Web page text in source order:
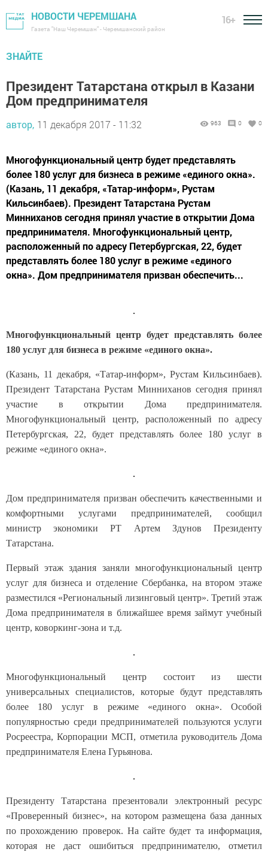
НОВОСТИ ЧЕРЕМШАНА
Газета "Наш Черемшан" - Черемшанский район
16+
ЗНАЙТЕ
Президент Татарстана открыл в Казани
Дом предпринимателя
автор, 11 декабря 2017 - 11:32 963 0 0
Многофункциональный центр будет представлять
более 180 услуг для бизнеса в режиме «единого окна».
(Казань, 11 декабря, «Татар-информ», Рустам
Кильсинбаев). Президент Татарстана Рустам
Минниханов сегодня принял участие в открытии Дома
предпринимателя. Многофункциональный центр,
расположенный по адресу Петербургская, 22, будет
представлять более 180 услуг в режиме «единого
окна». Дом предпринимателя призван обеспечить...
Многофункциональный центр будет представлять более
180 услуг для бизнеса в режиме «единого окна».
(Казань, 11 декабря, «Татар-информ», Рустам Кильсинбаев).
Президент Татарстана Рустам Минниханов сегодня принял
участие в открытии Дома предпринимателя.
Многофункциональный центр, расположенный по адресу
Петербургская, 22, будет представлять более 180 услуг в
режиме «единого окна».
Дом предпринимателя призван обеспечить качественными и
комфортными услугами предпринимателей, сообщил
министр экономики РТ Артем Здунов Президенту
Татарстана.
Первый этаж здания заняли многофункциональный центр
услуг для бизнеса и отделение Сбербанка, на втором этаже
разместился «Региональный лизинговый центр». Третий этаж
Дома предпринимателя в ближайшее время займут учебный
центр, коворкинг-зона и т.д.
Многофункциональный центр состоит из шести
универсальных специалистов, которые будут представлять
более 180 услуг в режиме «единого окна». Особой
популярностью среди предпринимателей пользуются услуги
Росреестра, Корпорации МСП, отметила руководитель Дома
предпринимателя Елена Гурьянова.
Президенту Татарстана презентовали электронный ресурс
«Проверенный бизнес», на котором размещена база данных
по прохождению проверок. На сайте будет та информация,
которая не даст ошибиться предпринимателю, отметил